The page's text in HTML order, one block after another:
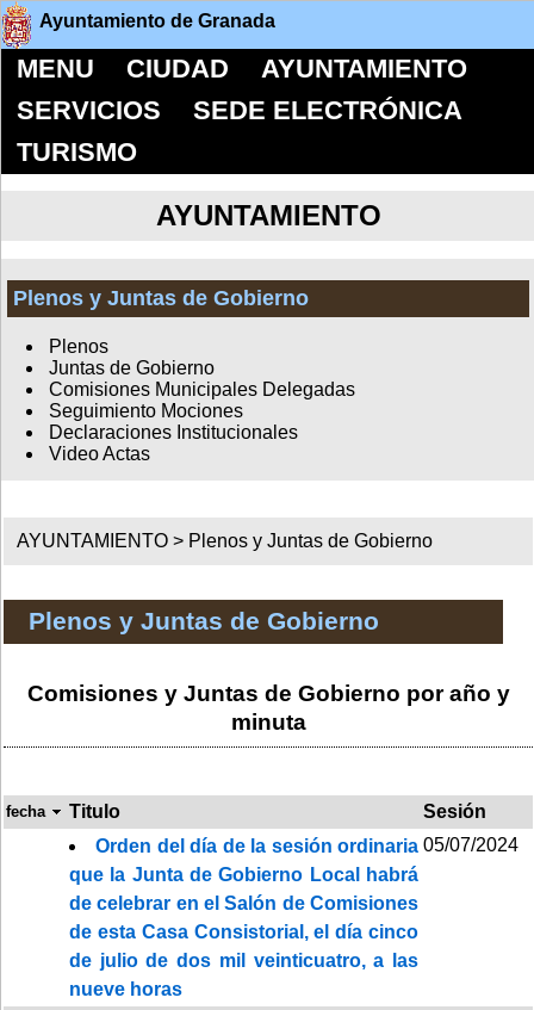
Ayuntamiento de Granada
MENU CIUDAD
AYUNTAMIENTO
SERVICIOS
SEDE ELECTRÓNICA
TURISMO
AYUNTAMIENTO
Plenos y Juntas de Gobierno
Plenos
Juntas de Gobierno
Comisiones Municipales Delegadas
Seguimiento Mociones
Declaraciones Institucionales
Video Actas
AYUNTAMIENTO > Plenos y Juntas de Gobierno
Plenos y Juntas de Gobierno
Comisiones y Juntas de Gobierno por año y
minuta
fecha Titulo
Sesión
Orden del día de la sesión ordinaria
que la Junta de Gobierno Local habrá
de celebrar en el Salón de Comisiones
de esta Casa Consistorial, el día cinco
de julio de dos mil veinticuatro, a las
nueve horas
05/07/2024